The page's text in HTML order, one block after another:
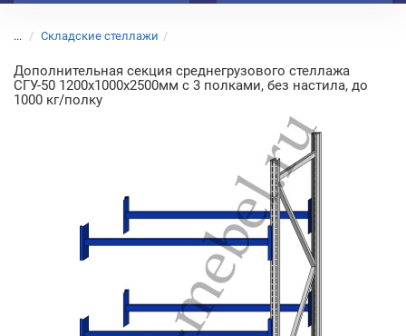
... Складские стеллажи
Дополнительная секция среднегрузового стеллажа
СГУ-50 1200х1000х2500мм с 3 полками, без настила, до
1000 кг/полку